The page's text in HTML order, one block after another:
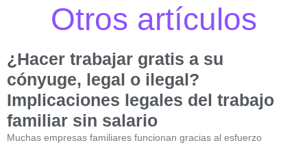
Otros artículos
¿Hacer trabajar gratis a su
cónyuge, legal o ilegal?
Implicaciones legales del trabajo
familiar sin salario
Muchas empresas familiares funcionan gracias al esfuerzo